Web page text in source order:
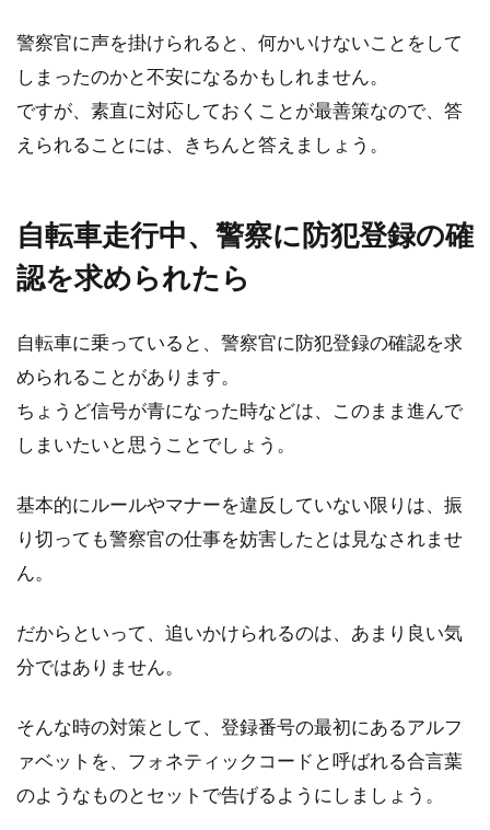
盗難届を出しま...
自転車の保管！アパート編！
大切な自転車、出来れば家の中に入れたいです
よね。特に値...
自転車の防犯登録の方法と必要性
自転車を購入するときは、嬉しくて気分が上が
ります。購入して浮かれていると防犯登録する
自転車が盗難！警察に被害届を出し
警察官に声を掛けられると、何かいけないことをして
しまったのかと不安になるかもしれません。
ですが、素直に対応しておくことが最善策なので、答
えられることには、きちんと答えましょう。
自転車走行中、警察に防犯登録の確
認を求められたら
自転車に乗っていると、警察官に防犯登録の確認を求
められることがあります。
ちょうど信号が青になった時などは、このまま進んで
しまいたいと思うことでしょう。
基本的にルールやマナーを違反していない限りは、振
り切っても警察官の仕事を妨害したとは見なされませ
ん。
だからといって、追いかけられるのは、あまり良い気
分ではありません。
そんな時の対策として、登録番号の最初にあるアルフ
ァベットを、フォネティックコードと呼ばれる合言葉
のようなものとセットで告げるようにしましょう。